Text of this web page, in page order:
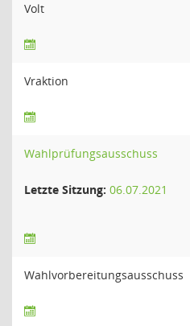
Volt
Vraktion
Wahlprüfungsausschuss
Letzte Sitzung: 06.07.2021
Wahlvorbereitungsausschuss